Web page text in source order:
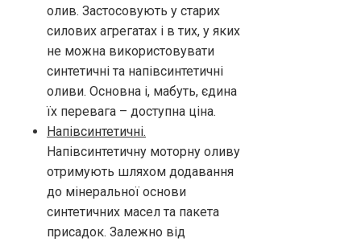
олив. Застосовують у старих
силових агрегатах і в тих, у яких
не можна використовувати
синтетичні та напівсинтетичні
оливи. Основна і, мабуть, єдина
їх перевага – доступна ціна.
Напівсинтетичні.
Напівсинтетичну моторну оливу
отримують шляхом додавання
до мінеральної основи
синтетичних масел та пакета
присадок. Залежно від